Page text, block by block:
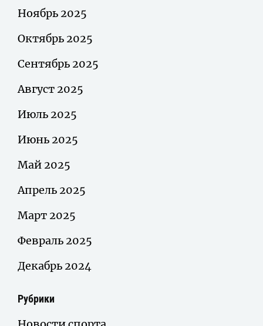
Ноябрь 2025
Октябрь 2025
Сентябрь 2025
Август 2025
Июль 2025
Июнь 2025
Май 2025
Апрель 2025
Март 2025
Февраль 2025
Декабрь 2024
Рубрики